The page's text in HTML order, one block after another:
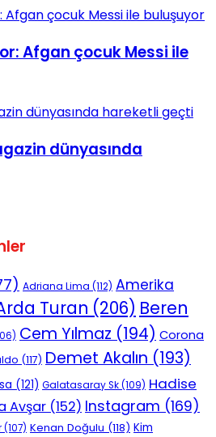
Afgan çocuk Messi ile
dünyasında
Adriana Lima (112) Amerika
Turan (206) Beren
Cem Yılmaz (194) Corona
(117) Demet Akalın (193)
(121) Galatasaray Sk(109) Hadise
Avşar (152) Instagram (169)
(107) Kenan Doğulu (118) Kim